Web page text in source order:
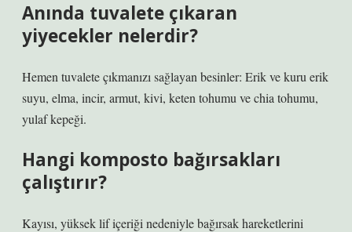
Anında tuvalete çıkaran
yiyecekler nelerdir?
Hemen tuvalete çıkmanızı sağlayan besinler: Erik ve kuru erik
suyu, elma, incir, armut, kivi, keten tohumu ve chia tohumu,
yulaf kepeği.
Hangi komposto bağırsakları
çalıştırır?
Kayısı, yüksek lif içeriği nedeniyle bağırsak hareketlerini